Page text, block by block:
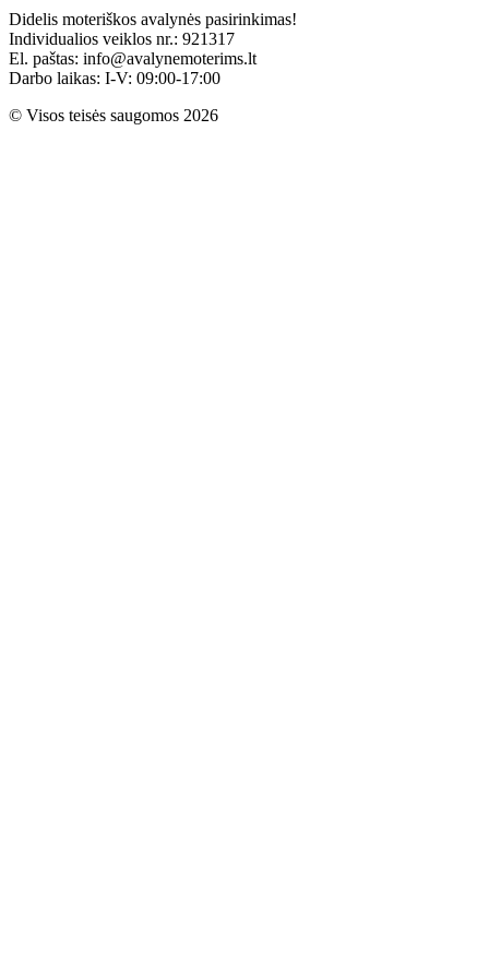
Didelis moteriškos avalynės pasirinkimas!
Individualios veiklos nr.: 921317
El. paštas: info@avalynemoterims.lt
Darbo laikas: I-V: 09:00-17:00
© Visos teisės saugomos 2026